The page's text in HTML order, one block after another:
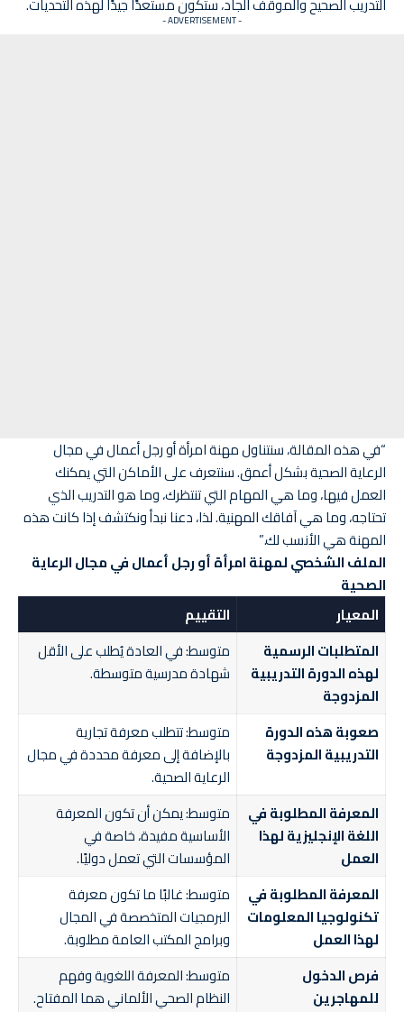
- ADVERTISEMENT -
“في هذه المقالة، سنتناول مهنة امرأة أو رجل أعمال في مجال
الرعاية الصحية بشكل أعمق. سنتعرف على الأماكن التي يمكنك
العمل فيها، وما هي المهام التي تنتظرك، وما هو التدريب الذي
تحتاجه، وما هي آفاقك المهنية. لذا، دعنا نبدأ ونكتشف إذا كانت هذه
المهنة هي الأنسب لك.”
الملف الشخصي لمهنة امرأة أو رجل أعمال في مجال الرعاية
الصحية
المعيار
التقييم
المتطلبات الرسمية
لهذه الدورة التدريبية
المزدوجة
متوسط: في العادة يُطلب على الأقل
شهادة مدرسية متوسطة.
صعوبة هذه الدورة
التدريبية المزدوجة
متوسط: تتطلب معرفة تجارية
بالإضافة إلى معرفة محددة في مجال
الرعاية الصحية.
المعرفة المطلوبة في
اللغة الإنجليزية لهذا
العمل
متوسط: يمكن أن تكون المعرفة
الأساسية مفيدة، خاصة في
المؤسسات التي تعمل دوليًا.
المعرفة المطلوبة في
تكنولوجيا المعلومات
لهذا العمل
متوسط: غالبًا ما تكون معرفة
البرمجيات المتخصصة في المجال
وبرامج المكتب العامة مطلوبة.
فرص الدخول
للمهاجرين
متوسط: المعرفة اللغوية وفهم
النظام الصحي الألماني هما المفتاح.